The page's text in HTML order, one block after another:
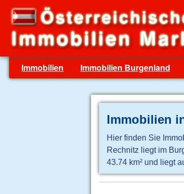
Immobilien Immobilien Burgenland
Immobilien
Hier finden Sie
Rechnitz liegt im
43.74 km² und liegt